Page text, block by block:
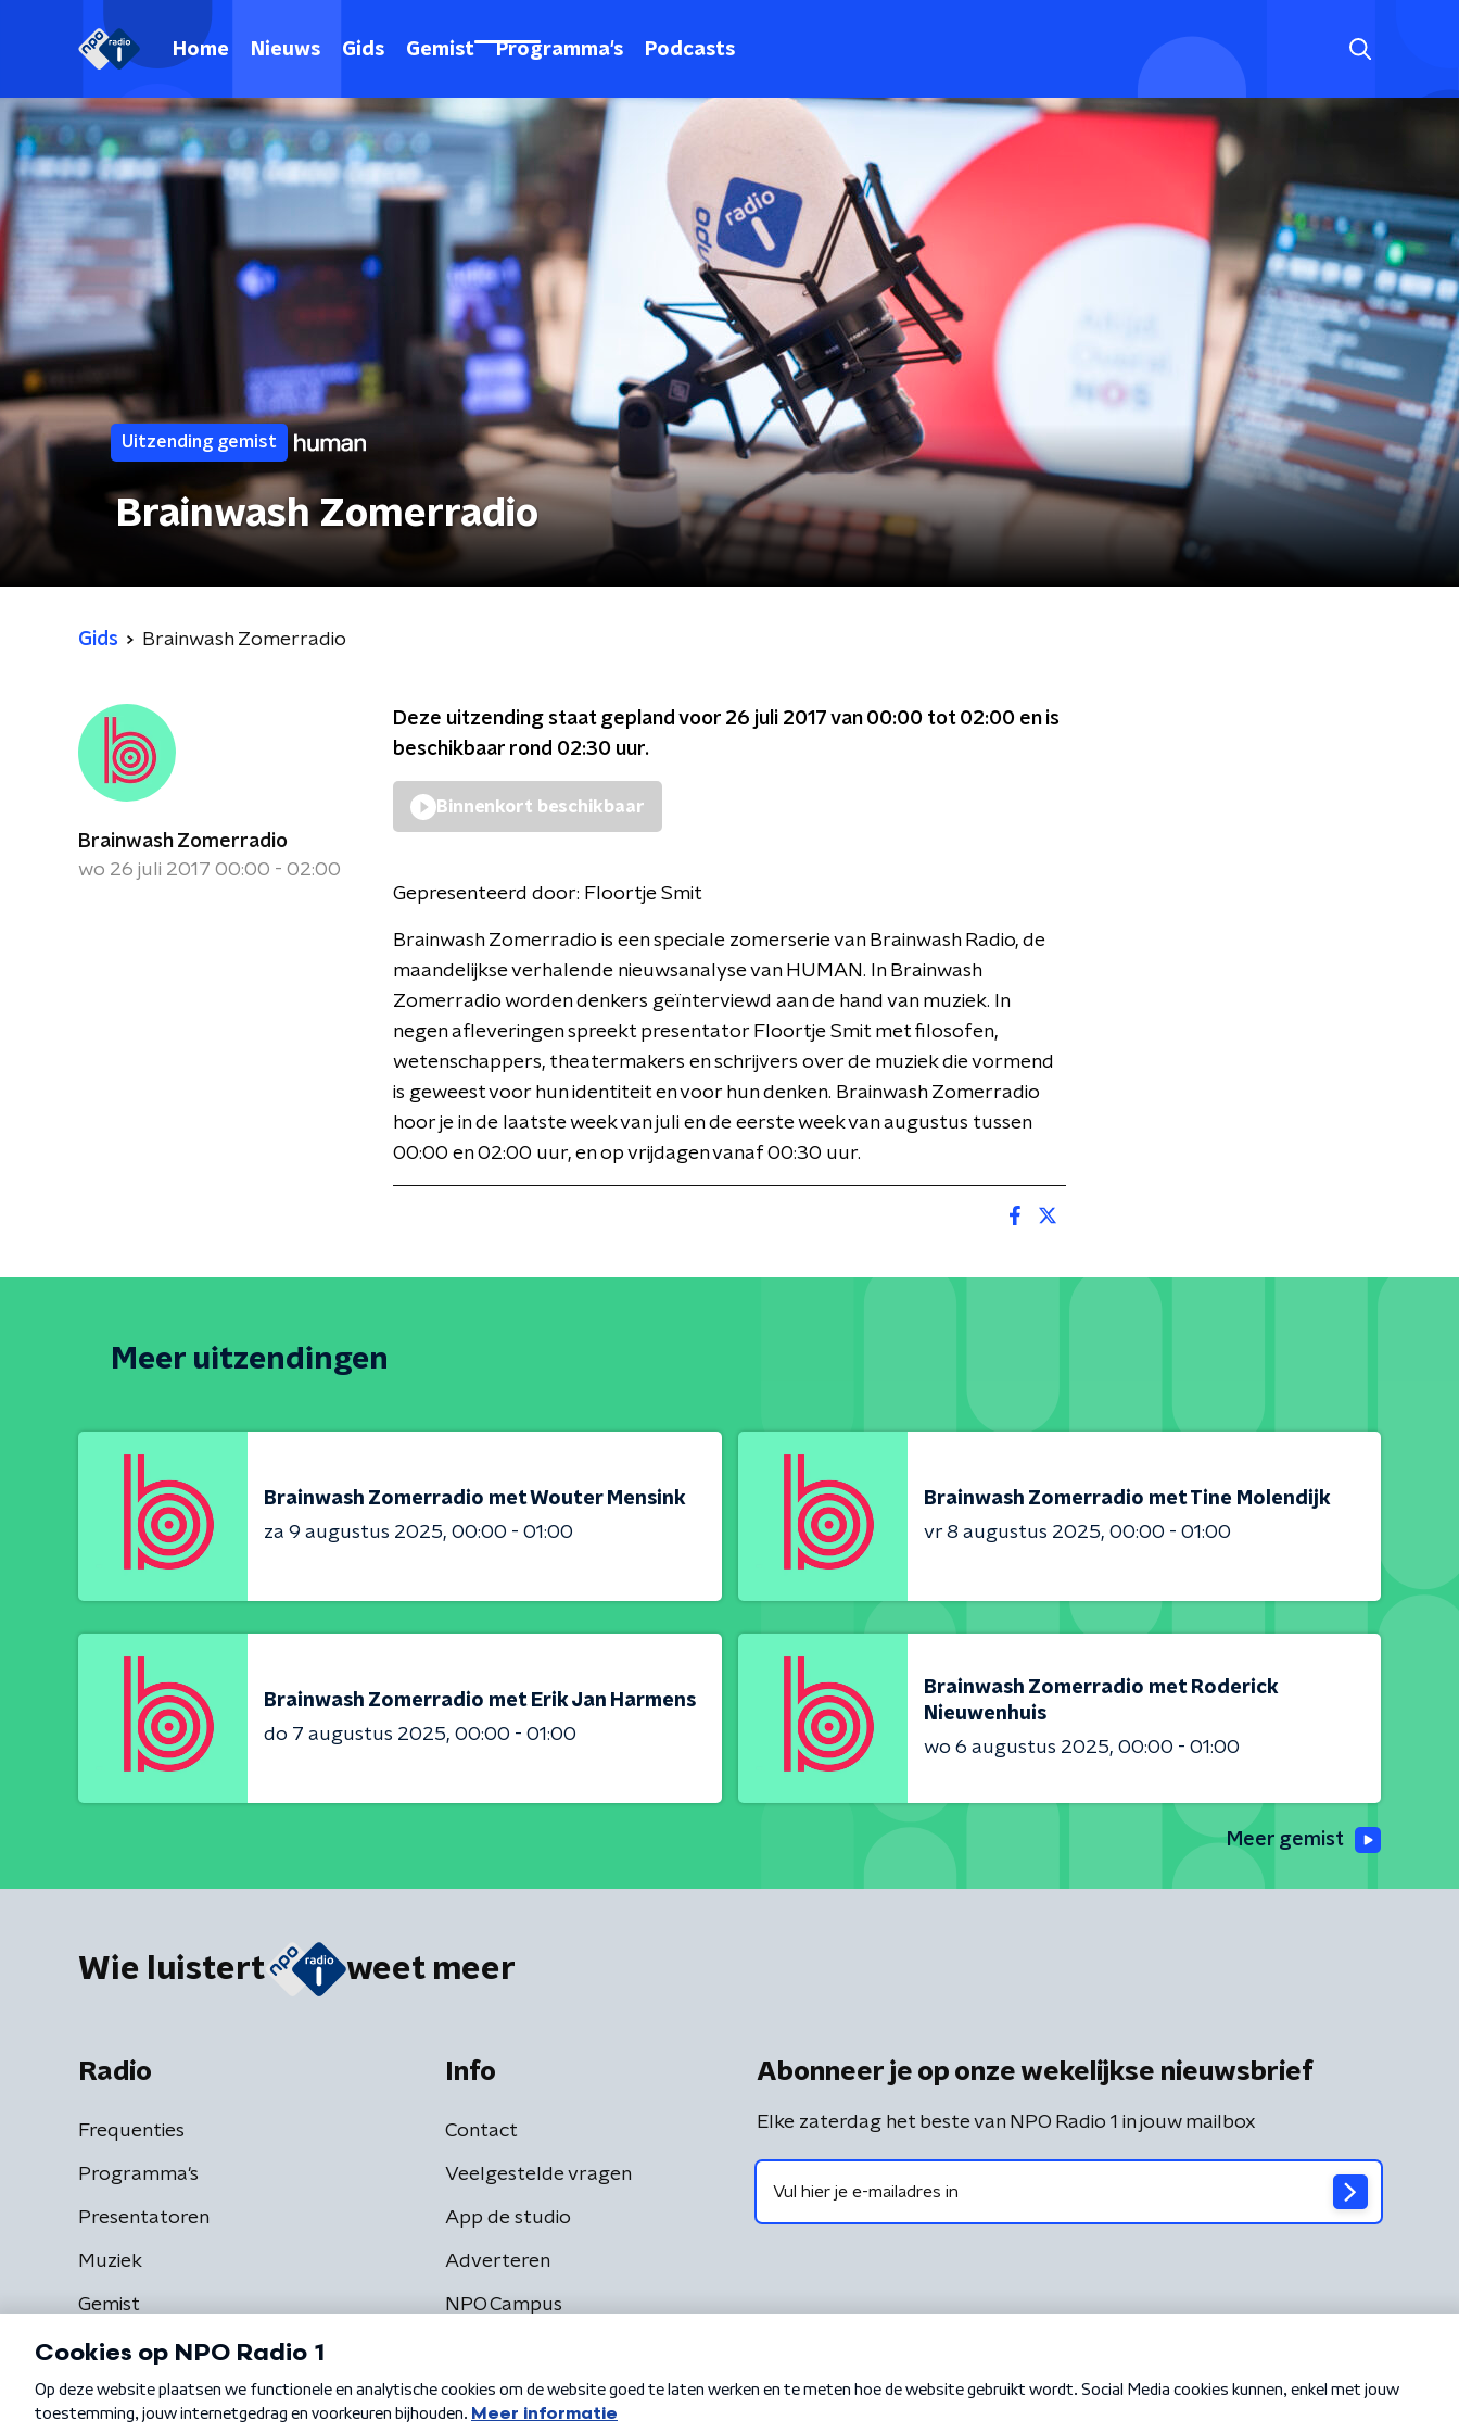
Home Nieuws Gids Gemist Programma's Podcasts
Uitzending gemist
Brainwash Zomerradio
Gids Brainwash Zomerradio
Brainwash Zomerradio
wo 26 juli 2017 00:00 - 02:00
Deze uitzending staat gepland voor 26 juli 2017 van 00:00 tot 02:00 en is
beschikbaar rond 02:30 uur.
Binnenkort beschikbaar
Gepresenteerd door: Floortje Smit
Brainwash Zomerradio is een speciale zomerserie van Brainwash Radio, de
maandelijkse verhalende nieuwsanalyse van HUMAN. In Brainwash
Zomerradio worden denkers geïnterviewd aan de hand van muziek. In
negen afleveringen spreekt presentator Floortje Smit met filosofen,
wetenschappers, theatermakers en schrijvers over de muziek die vormend
is geweest voor hun identiteit en voor hun denken. Brainwash Zomerradio
hoor je in de laatste week van juli en de eerste week van augustus tussen
00:00 en 02:00 uur, en op vrijdagen vanaf 00:30 uur.
Meer uitzendingen
Brainwash Zomerradio met Wouter Mensink
za 9 augustus 2025 00:00 - 01:00
Brainwash Zomerradio met Tine Molendijk
vr 8 augustus 2025 00:00 - 01:00
Brainwash Zomerradio met Erik Jan Harmens
do 7 augustus 2025 00:00 - 01:00
Brainwash Zomerradio met Roderick
Nieuwenhuis
wo 6 augustus 2025 00:00 - 01:00
Meer gemist
Wie luistert weet meer
Radio
Frequenties
Programma's
Presentatoren
Muziek
Gemist
Info
Contact
Veelgestelde vragen
App de studio
Adverteren
NPO Campus
Abonneer je op onze wekelijkse nieuwsbrief
Elke zaterdag het beste van NPO Radio 1 in jouw mailbox
Algemene voorwaarden Privacybeleid